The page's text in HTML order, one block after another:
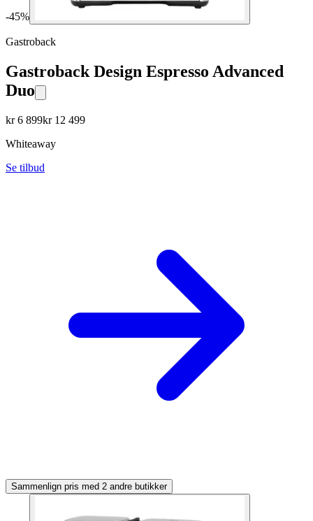
-45%
Gastroback
Gastroback Design Espresso Advanced
Duo
kr6 899kr 12 499
Whiteaway
Se tilbud
Sammenlign pris med 2 andre butikker